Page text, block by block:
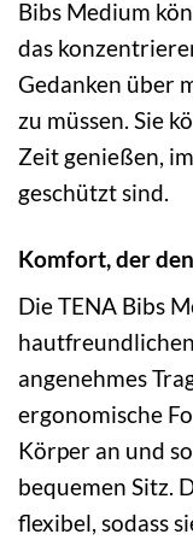
Bibs Medium
das
Gedanken über
zu müssen. Sie
Zeit genießen,
geschützt sind.
Komfort, der
Die TENA Bibs
angenehmes
ergonomische
Körper an und
bequemen Sitz.
flexibel, sodass